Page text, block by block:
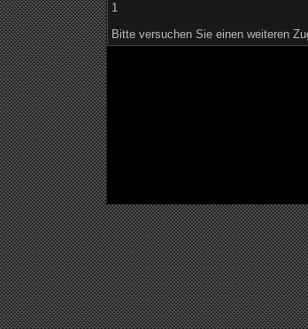
1
Bitte versuchen Sie einen weiteren